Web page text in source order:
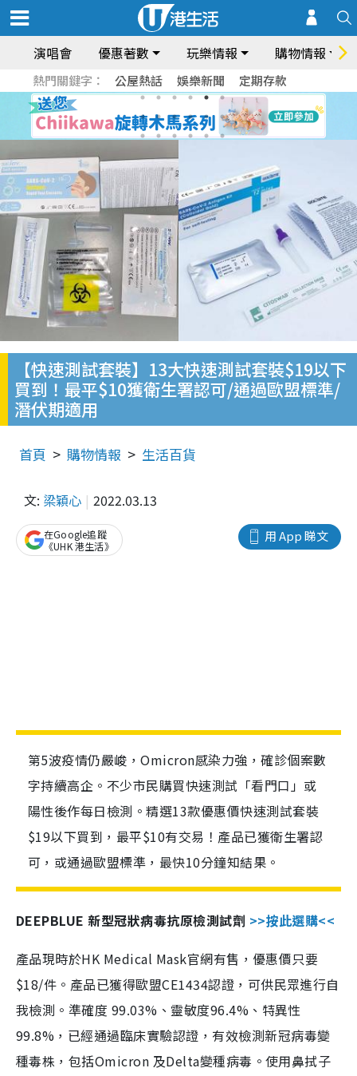
演唱會 優惠著數 玩樂情報 購物情報
熱門關鍵字： 公屋熱話 娛樂新聞 定期存款
【快速測試套裝】13大快速測試套裝$19以下
買到！最平$10獲衛生署認可/通過歐盟標準/
潛伏期適用
首頁 購物情報 生活百貨
文: 梁穎心 2022.03.13
用 App 睇文
在Google追蹤
《UHK 港生活》
第5波疫情仍嚴峻，Omicron感染力強，確診個案數
字持續高企。不少市民購買快速測試「看門口」或
陽性後作每日檢測。精選13款優惠價快速測試套裝
$19以下買到，最平$10有交易！產品已獲衛生署認
可，或通過歐盟標準，最快10分鐘知結果。
DEEPBLUE 新型冠狀病毒抗原檢測試劑 >>按此選購<<
產品現時於HK Medical Mask官網有售，優惠價只要
$18/件。產品已獲得歐盟CE1434認證，可供民眾進行自
我檢測。準確度 99.03%、靈敏度96.4%、特異性
99.8%，已經通過臨床實驗認證，有效檢測新冠病毒變
種毒株，包括Omicron 及Delta變種病毒。使用鼻拭子